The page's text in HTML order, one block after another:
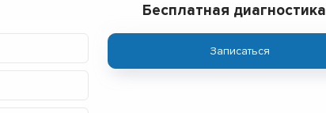
Бесплатная диагностика
Записаться